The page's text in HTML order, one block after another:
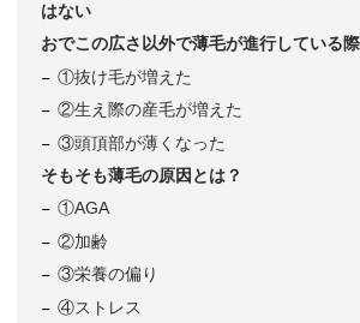
はない
おでこの広さ以外で薄毛が進行している
①抜け毛が増えた
②生え際の産毛が増えた
③頭頂部が薄くなった
そもそも薄毛の原因とは？
①AGA
②加齢
③栄養の偏り
④ストレス